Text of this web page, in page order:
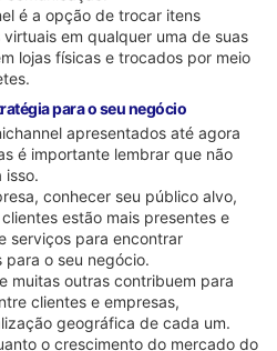
é a opção de trocar itens
em qualquer uma de suas
lojas físicas e trocados por meio
para o seu negócio
apresentados até agora
é importante lembrar que não
isso.
conhecer seu público alvo,
estão mais presentes e
serviços para encontrar
o seu negócio.
muitas outras contribuem para
clientes e empresas,
geográfica de cada um.
o crescimento do mercado do